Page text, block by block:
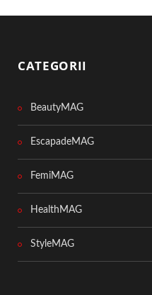
CATEGORII
BeautyMAG
EscapadeMAG
FemiMAG
HealthMAG
StyleMAG